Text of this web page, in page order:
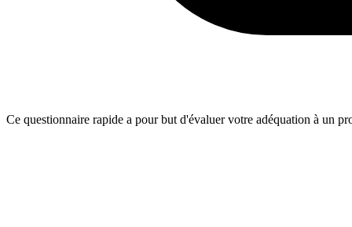
Ce questionnaire rapide a pour but d'évaluer votre adéquation à un